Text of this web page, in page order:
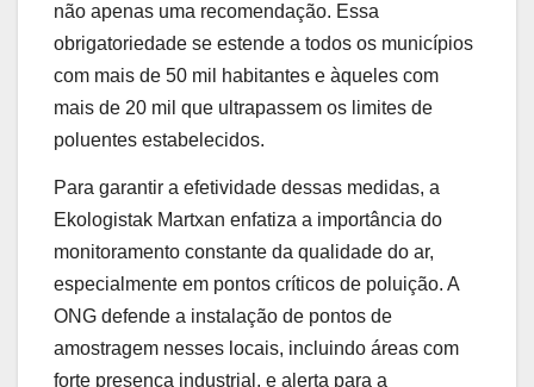
não apenas uma recomendação. Essa
obrigatoriedade se estende a todos os municípios
com mais de 50 mil habitantes e àqueles com
mais de 20 mil que ultrapassem os limites de
poluentes estabelecidos.
Para garantir a efetividade dessas medidas, a
Ekologistak Martxan enfatiza a importância do
monitoramento constante da qualidade do ar,
especialmente em pontos críticos de poluição. A
ONG defende a instalação de pontos de
amostragem nesses locais, incluindo áreas com
forte presença industrial, e alerta para a